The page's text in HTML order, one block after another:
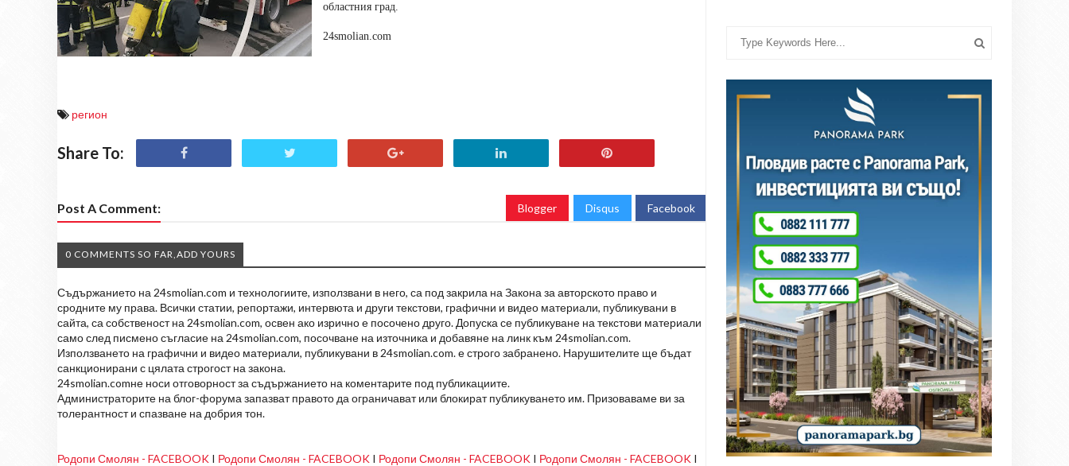
областния град.
24smolian.com
регион
Share To:
Post A Comment: Blogger Disqus Facebook
0 COMMENTS SO FAR,ADD YOURS
Съдържанието на 24smolian.com и технологиите, използвани в него, са под закрила на Закона за авторското право и
сродните му права. Всички статии, репортажи, интервюта и други текстови, графични и видео материали, публикувани в
сайта, са собственост на 24smolian.com, освен ако изрично е посочено друго. Допуска се публикуване на текстови материали
само след писмено съгласие на 24smolian.com, посочване на източника и добавяне на линк към 24smolian.com.
Използването на графични и видео материали, публикувани в 24smolian.com. е строго забранено. Нарушителите ще бъдат
санкционирани с цялата строгост на закона.
24smolian.comне носи отговорност за съдържанието на коментарите под публикациите.
Администраторите на блог-форума запазват правото да ограничават или блокират публикуването им. Призоваваме ви за
толерантност и спазване на добрия тон.
Родопи Смолян - FACEBOOK I Родопи Смолян - FACEBOOK I Родопи Смолян - FACEBOOK I Родопи Смолян - FACEBOOK I